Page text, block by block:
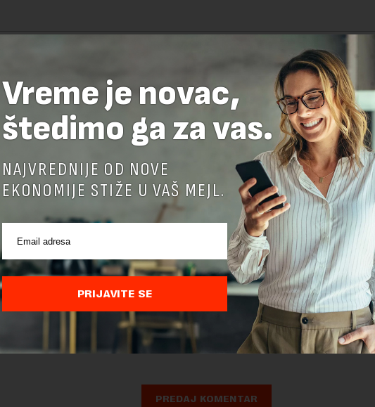
Preuzimanje delova teksta je dozvoljeno, ali uz obavezno navođenje izvora i uz
OSTAVITE ODGOVOR
Pre slanja komentara, molimo vas da se upoznate sapravilima komentarisanja i
Sajt je zaštićen pomocu reCaptcha i Google. Google Politika Privatnostii Google
Vreme je novac,
štedimo ga za vas.
NAJVREDNIJE OD NOVE
EKONOMIJE STIŽE U VAŠ MEJL.
PRIJAVITE SE